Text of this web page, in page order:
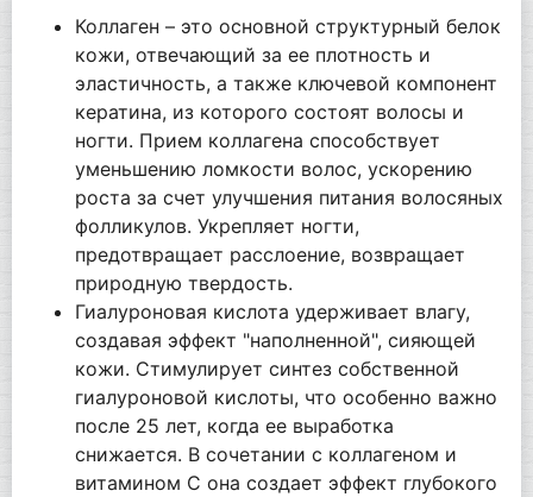
Коллаген – это основной структурный белок
кожи, отвечающий за ее плотность и
эластичность, а также ключевой компонент
кератина, из которого состоят волосы и
ногти. Прием коллагена способствует
уменьшению ломкости волос, ускорению
роста за счет улучшения питания волосяных
фолликулов. Укрепляет ногти,
предотвращает расслоение, возвращает
природную твердость.
Гиалуроновая кислота удерживает влагу,
создавая эффект "наполненной", сияющей
кожи. Стимулирует синтез собственной
гиалуроновой кислоты, что особенно важно
после 25 лет, когда ее выработка
снижается. В сочетании с коллагеном и
витамином С она создает эффект глубокого